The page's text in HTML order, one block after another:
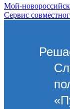
Мой-
Сервис